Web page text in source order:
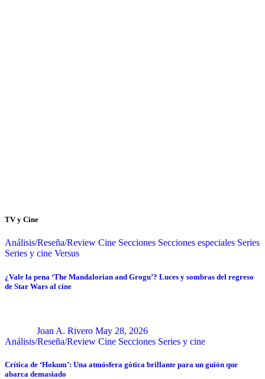
TV y Cine
Análisis/Reseña/Review Cine Secciones Secciones especiales Series
Series y cine Versus
¿Vale la pena ‘The Mandalorian and Grogu’? Luces y sombras del regreso
de Star Wars al cine
Joan A. Rivero May 28, 2026
Análisis/Reseña/Review Cine Secciones Series y cine
Crítica de ‘Hokum’: Una atmósfera gótica brillante para un guión que
abarca demasiado